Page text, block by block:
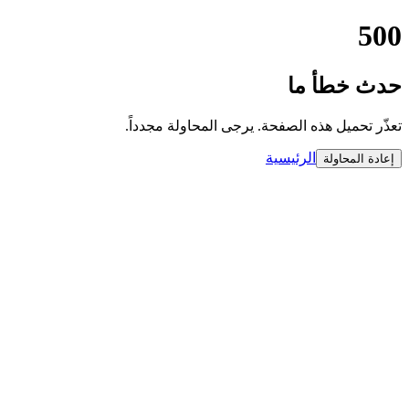
500
حدث خطأ ما
تعذّر تحميل هذه الصفحة. يرجى المحاولة مجدداً.
إعادة المحاولة الرئيسية